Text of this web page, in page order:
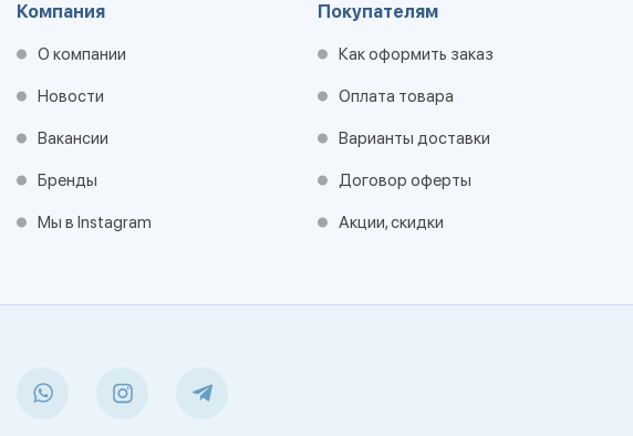
Компания
О компании
Новости
Вакансии
Бренды
Мы в Instagram
Покупателям
Как оформить заказ
Оплата товара
Варианты доставки
Договор оферты
Акции, скидки